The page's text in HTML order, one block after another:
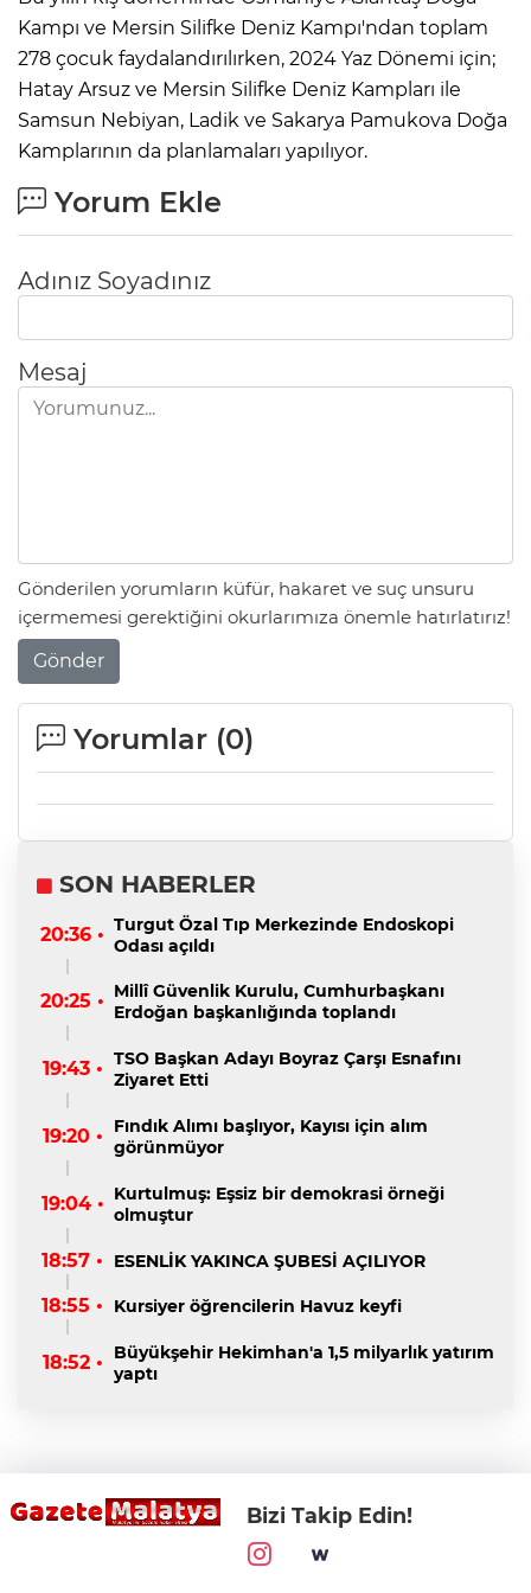
Kampı ve Mersin Silifke Deniz Kampı'ndan toplam
278 çocuk faydalandırılırken, 2024 Yaz Dönemi için;
Hatay Arsuz ve Mersin Silifke Deniz Kampları ile
Samsun Nebiyan, Ladik ve Sakarya Pamukova Doğa
Kamplarının da planlamaları yapılıyor.
Yorum Ekle
Adınız Soyadınız
Mesaj
Gönderilen yorumların küfür, hakaret ve suç unsuru
içermemesi gerektiğini okurlarımıza önemle hatırlatırız!
Gönder
Yorumlar (0)
SON HABERLER
20:36 • Turgut Özal Tıp Merkezinde Endoskopi
Odası açıldı
20:25 • Millî Güvenlik Kurulu, Cumhurbaşkanı
Erdoğan başkanlığında toplandı
19:43 • TSO Başkan Adayı Boyraz Çarşı Esnafını
Ziyaret Etti
19:20 •
Fındık Alımı başlıyor, Kayısı için alım
görünmüyor
19:04 • Kurtulmuş: Eşsiz bir demokrasi örneği
olmuştur
18:57 • ESENLİK YAKINCA ŞUBESİ AÇILIYOR
18:55 • Kursiyer öğrencilerin Havuz keyfi
18:52 •
Büyükşehir Hekimhan'a 1,5 milyarlık yatırım
yaptı
Bizi Takip Edin!